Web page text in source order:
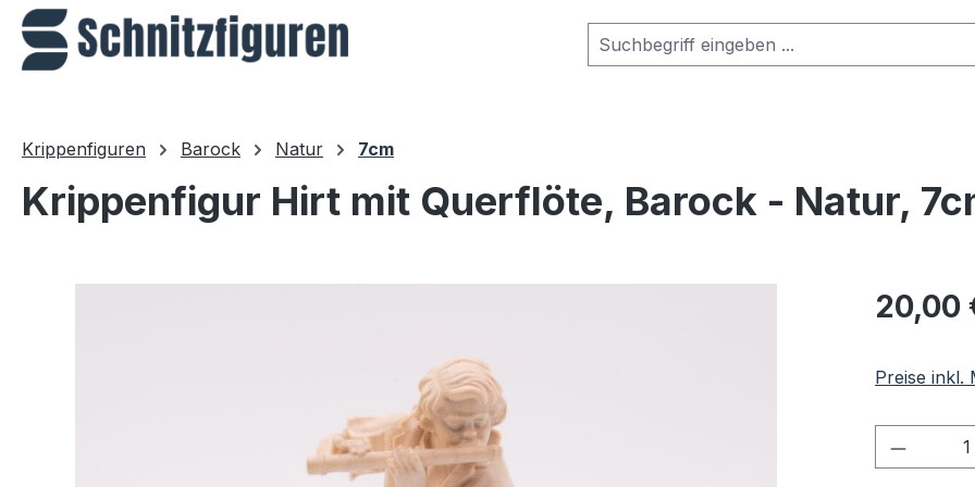
Hauptinhalt springen
Zur Suche springen
Zur Hauptnavigation springen
Krippenfiguren Barock Natur 7cm
Krippenfigur Hirt mit Querflöte, Barock - Natur,
Regulärer
20,00
Preise inkl.